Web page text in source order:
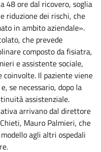
48 ore dal ricovero, soglia
riduzione dei rischi, che
in ambito aziendale».
che prevede
composto da fisiatra,
e assistente sociale,
Il paziente viene
se necessario, dopo la
assistenziale.
arrivano dal direttore
Mauro Palmieri, che
agli altri ospedali